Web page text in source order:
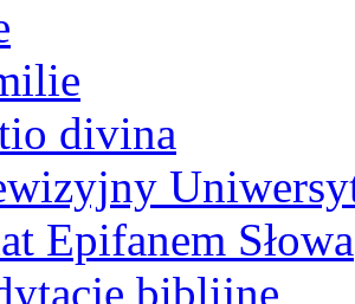
divina
Epifanem Słowa
biblijne